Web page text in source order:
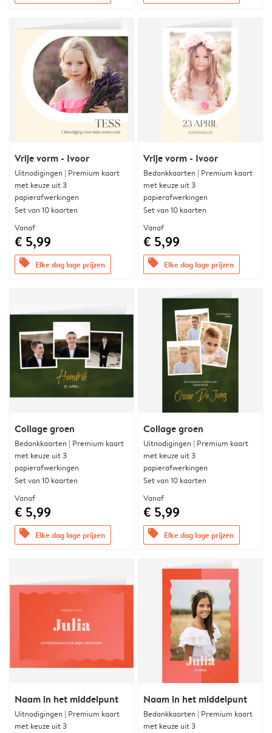
Vrije vorm - Ivoor
Uitnodigingen | Premium kaart
met keuze uit 3
papierafwerkingen
Set van 10 kaarten
Vanaf
€ 5,99
offers Elke dag lage prijzen
Vrije vorm - Ivoor
Bedankkaarten | Premium kaart
met keuze uit 3
papierafwerkingen
Set van 10 kaarten
Vanaf
€ 5,99
offers Elke dag lage prijzen
Collage groen
Bedankkaarten | Premium kaart
met keuze uit 3
papierafwerkingen
Set van 10 kaarten
Vanaf
€ 5,99
offers Elke dag lage prijzen
Collage groen
Uitnodigingen | Premium kaart
met keuze uit 3
papierafwerkingen
Set van 10 kaarten
Vanaf
€ 5,99
offers Elke dag lage prijzen
Naam in het middelpunt
Uitnodigingen | Premium kaart
met keuze uit 3
Naam in het middelpunt
Bedankkaarten | Premium kaart
met keuze uit 3